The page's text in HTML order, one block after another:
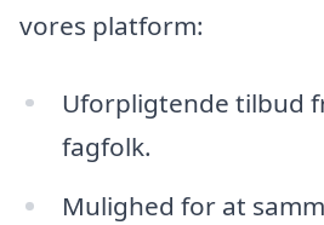
vores platform:
Uforpligtende tilbud
fagfolk.
Mulighed for at